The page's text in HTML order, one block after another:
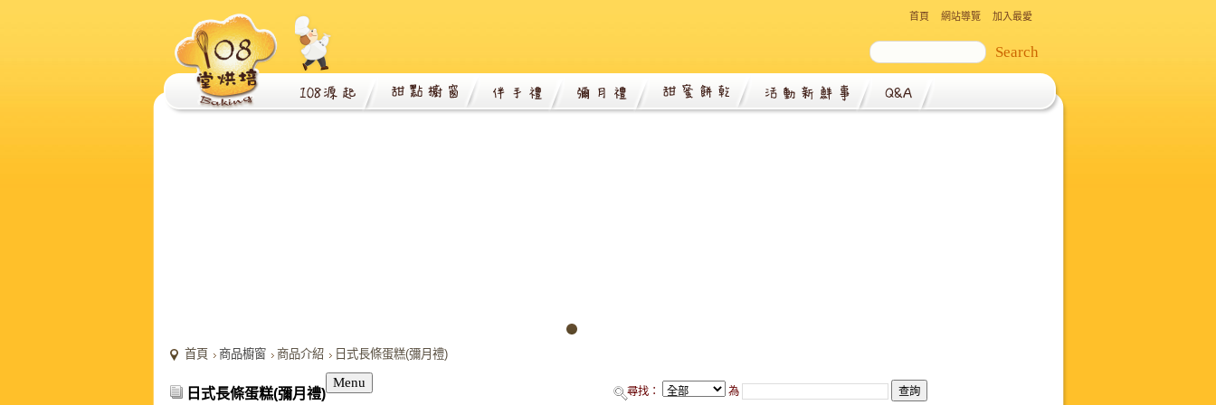
首頁 網站導覽 加入最愛
首頁 商品櫥窗 商品介紹 日式長條蛋糕(彌月禮)
尋找： 為
日式長條蛋糕(彌月禮)
Menu